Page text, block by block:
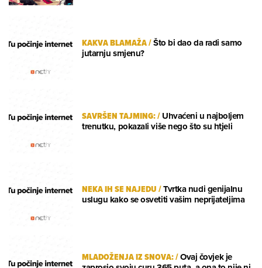
KAKVA BLAMAŽA/Što bi dao da radi samo
jutarnju smjenu?
SAVRŠEN TAJMING:/Uhvaćeni u najboljem
trenutku, pokazali više nego što su htjeli
NEKA IH SE NAJEDU/Tvrtka nudi genijalnu
uslugu kako se osvetiti vašim neprijateljima
MLADOŽENJA IZ SNOVA:/Ovaj čovjek je